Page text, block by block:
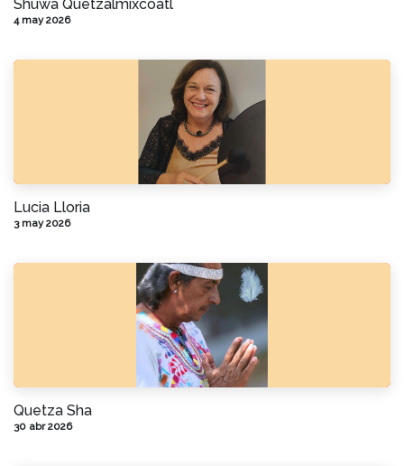
Shuwa Quetzalmixcoatl
4 may 2026
Lucia Lloria
3 may 2026
Quetza Sha
30 abr 2026